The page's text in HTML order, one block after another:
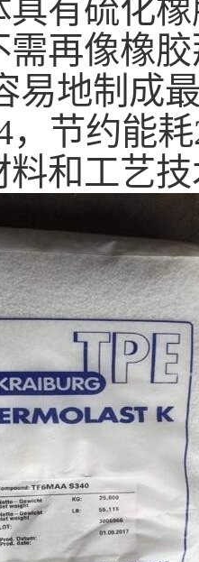
具有硫化
再像橡
易地制成
节约能
和工艺